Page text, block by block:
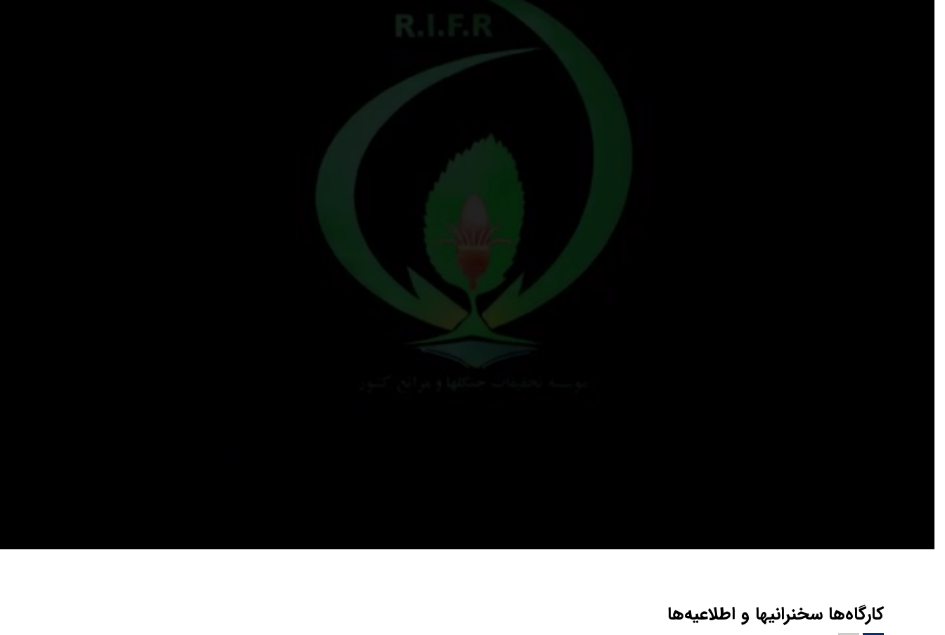
کارگاه‌ها سخنرانیها و اطلاعیه‌ها